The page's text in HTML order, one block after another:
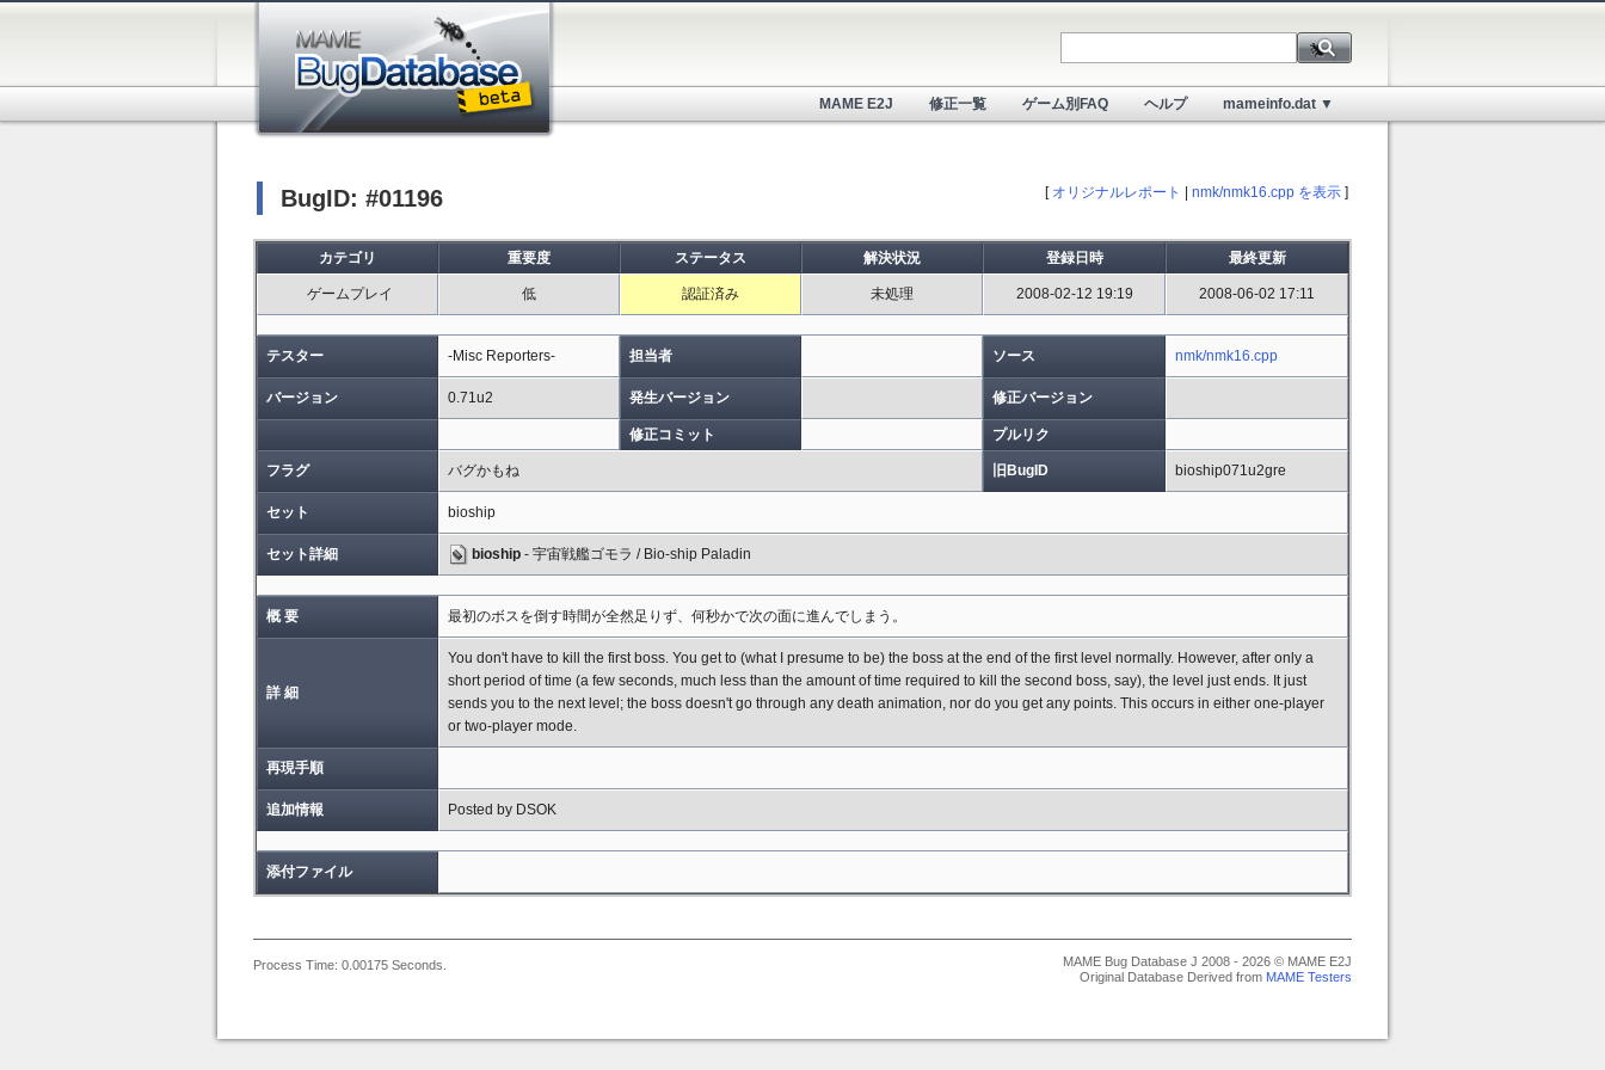
MAME E2J 修正一覧 ゲーム別FAQ ヘルプ mameinfo.dat ▼
[ オリジナルレポート nmk/nmk16.cpp を表示 ]
BugID: #01196
カテゴリ 重要度 ステータス 解決状況 登録日時 最終更新
ゲームプレイ 低 認証済み 未処理 2008-02-12 19:19 2008-06-02 17:11
テスター -Misc Reporters- 担当者 ソース nmk/nmk16.cpp
バージョン 0.71u2 発生バージョン 修正バージョン
修正コミット プルリク
フラグ バグかもね 旧BugID bioship071u2gre
セット bioship
セット詳細 bioship - 宇宙戦艦ゴモラ / Bio-ship Paladin
概 要 最初のボスを倒す時間が全然足りず、何秒かで次の面に進んでしまう。
詳 細
You don't have to kill the first boss. You get to (what I presume to be) the boss at the end of the first level normally. However, after only a
short period of time (a few seconds, much less than the amount of time required to kill the second boss, say), the level just ends. It just
sends you to the next level; the boss doesn't go through any death animation, nor do you get any points. This occurs in either one-player
or two-player mode.
再現手順
追加情報 Posted by DSOK
添付ファイル
MAME Bug Database J 2008 - 2026 © MAME E2J
Original Database Derived from MAME Testers
Process Time: 0.00175 Seconds.